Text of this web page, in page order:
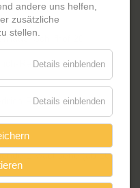
Schilfhof 28
Reinsch-Haus,
Reinsch-Haus,
Erwachsene (ab 16
andere uns helfen,
zusätzliche
stellen.
Details einblenden
Details einblenden